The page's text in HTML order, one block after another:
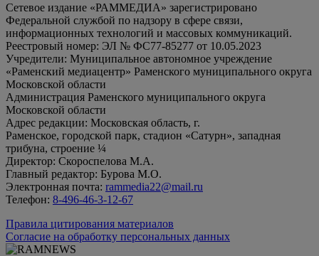
Сетевое издание «РАММЕДИА» зарегистрировано
Федеральной службой по надзору в сфере связи,
информационных технологий и массовых коммуникаций.
Реестровый номер: ЭЛ № ФС77-85277 от 10.05.2023
Учредители: Муниципальное автономное учреждение
«Раменский медиацентр» Раменского муниципального округа
Московской области
Администрация Раменского муниципального округа
Московской области
Адрес редакции: Московская область, г.
Раменское, городской парк, стадион «Сатурн», западная
трибуна, строение ¼
Директор: Скороспелова М.А.
Главный редактор: Бурова М.О.
Электронная почта: rammedia22@mail.ru
Телефон: 8-496-46-3-12-67
Правила цитирования материалов
Согласие на обработку персональных данных